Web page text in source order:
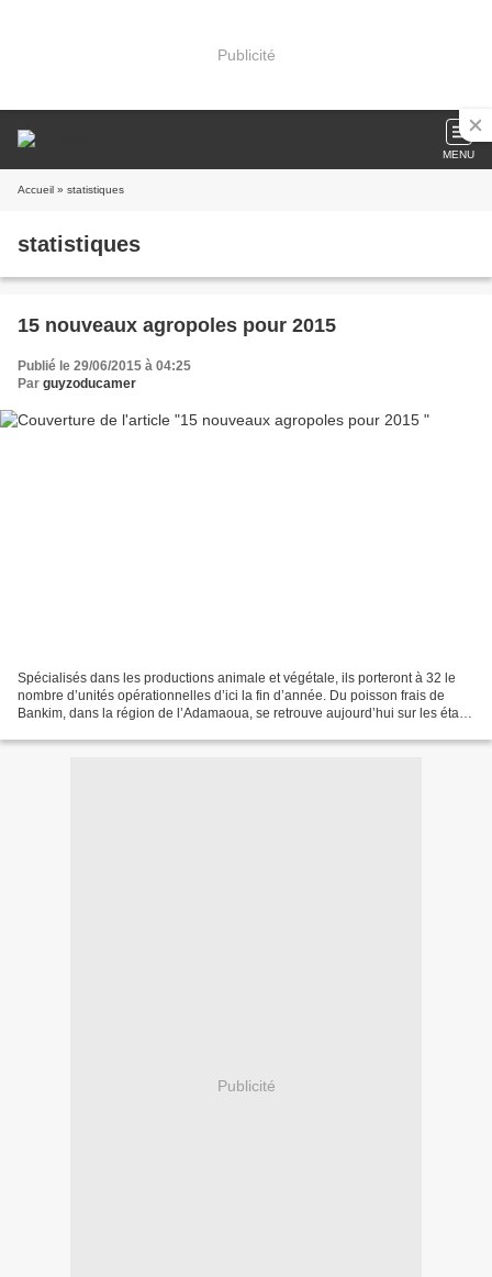
Publicité
MENU
Accueil » statistiques
statistiques
15 nouveaux agropoles pour 2015
Publié le 29/06/2015 à 04:25
Par guyzoducamer
Spécialisés dans les productions animale et végétale, ils porteront à 32 le
nombre d’unités opérationnelles d’ici la fin d’année. Du poisson frais de
Bankim, dans la région de l’Adamaoua, se retrouve aujourd’hui sur les étals
Publicité